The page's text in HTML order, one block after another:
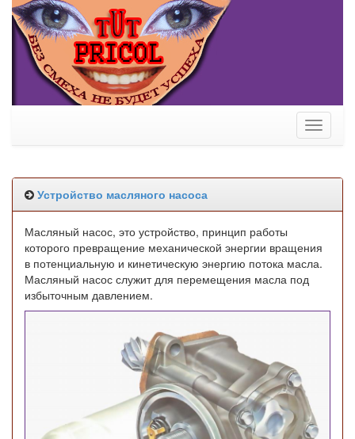
Toggle
Устройство масляного насоса
Масляный насос, это устройство, принцип работы
которого превращение механической энергии вращения
в потенциальную и кинетическую энергию потока масла.
Масляный насос служит для перемещения масла под
избыточным давлением.